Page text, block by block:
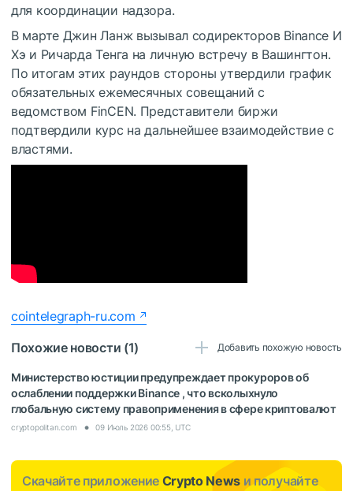
для координации надзора.
В марте Джин Ланж вызывал содиректоров Binance И
Хэ и Ричарда Тенга на личную встречу в Вашингтон.
По итогам этих раундов стороны утвердили график
обязательных ежемесячных совещаний с
ведомством FinСЕN. Представители биржи
подтвердили курс на дальнейшее взаимодействие с
властями.
cointelegraph-ru.com
Похожие новости (1)
Добавить похожую новость
Министерство юстиции предупреждает прокуроров об
ослаблении поддержки Binance , что всколыхнуло
глобальную систему правоприменения в сфере криптовалют
cryptopolitan.com 09 Июль 2026 00:55, UTC
Скачайте приложение Crypto News и получайте